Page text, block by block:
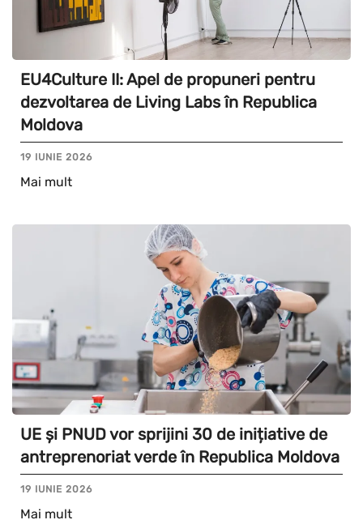
EU4Culture II: Apel de propuneri pentru
dezvoltarea de Living Labs în Republica
Moldova
19 IUNIE 2026
Mai mult
UE și PNUD vor sprijini 30 de inițiative de
antreprenoriat verde în Republica Moldova
19 IUNIE 2026
Mai mult